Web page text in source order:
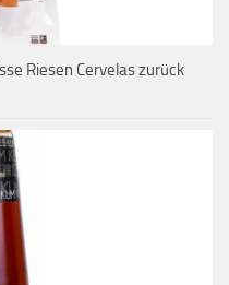
Riesen Cervelas zurück